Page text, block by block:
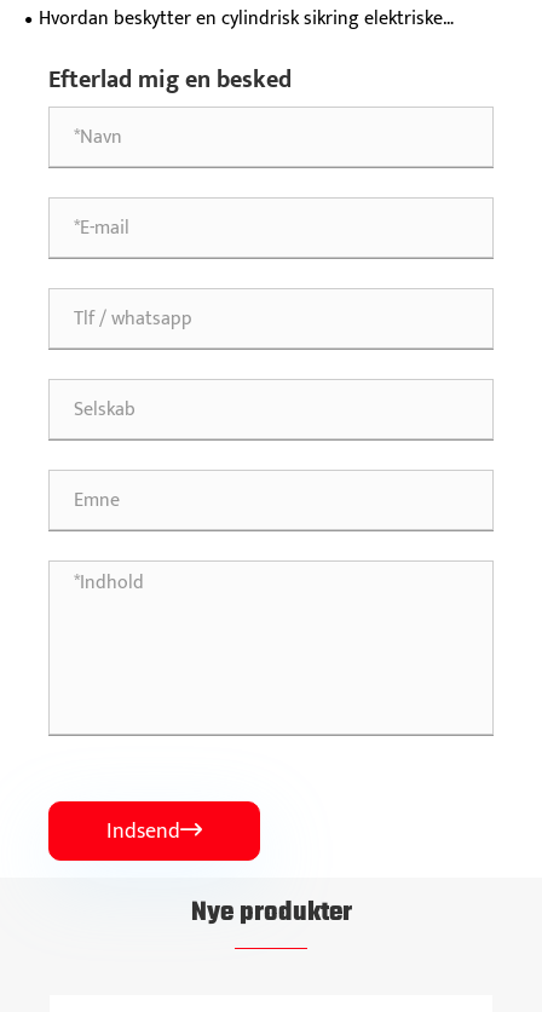
Hvordan beskytter en cylindrisk sikring elektriske
Efterlad mig en besked
Indsend
Nye produkter